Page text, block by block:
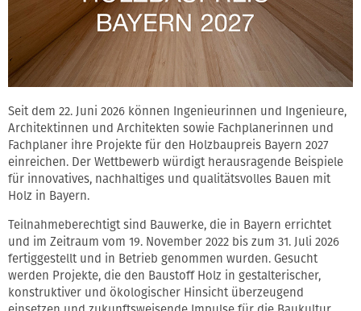
Seit dem 22. Juni 2026 können Ingenieurinnen und Ingenieure,
Architektinnen und Architekten sowie Fachplanerinnen und
Fachplaner ihre Projekte für den Holzbaupreis Bayern 2027
einreichen. Der Wettbewerb würdigt herausragende Beispiele
für innovatives, nachhaltiges und qualitätsvolles Bauen mit
Holz in Bayern.
Teilnahmeberechtigt sind Bauwerke, die in Bayern errichtet
und im Zeitraum vom 19. November 2022 bis zum 31. Juli 2026
fertiggestellt und in Betrieb genommen wurden. Gesucht
werden Projekte, die den Baustoff Holz in gestalterischer,
konstruktiver und ökologischer Hinsicht überzeugend